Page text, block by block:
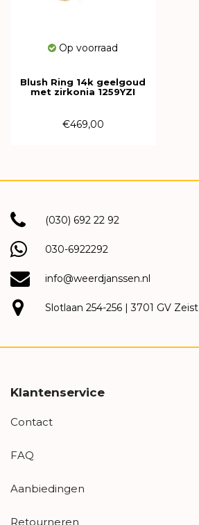
Op voorraad
Blush Ring 14k geelgoud
met zirkonia 1259YZI
€469,00
(030) 692 22 92
030-6922292
info@weerdjanssen.nl
Slotlaan 254-256 | 3701 GV Zeist
Klantenservice
Contact
FAQ
Aanbiedingen
Retourneren